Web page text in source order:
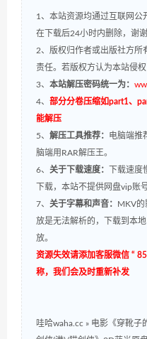
1、本站资源均通过互联网公
在下载后24小时内删除，谢谢
2、版权归作者或出版社方所
责任。若版权方认为本站侵
3、 本站解压密码统一为：
4、 部分分卷压缩如part1、
能解压
5、 解压工具推荐： 电脑端推
脑端用RAR解压王。
6、 关于下载速度：
下载速
下载，本站不提供网盘vip账
7、 关于字幕和声音： MKV的
放是无法解析的，下载到本
放。
资源失效请添加客服微信 “
称，我们会及时重新补发
哇哈waha.cc » 电影《穿靴子